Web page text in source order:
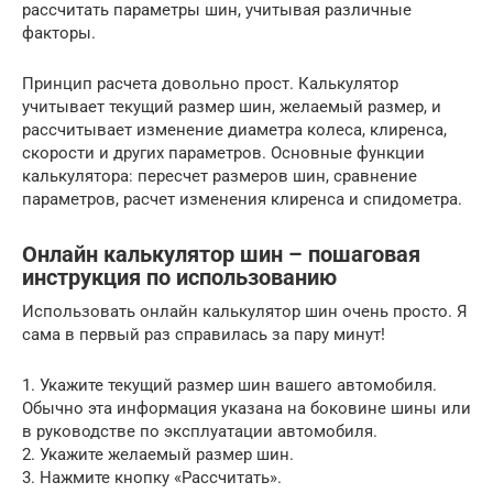
рассчитать параметры шин, учитывая различные
факторы.
Принцип расчета довольно прост. Калькулятор
учитывает текущий размер шин, желаемый размер, и
рассчитывает изменение диаметра колеса, клиренса,
скорости и других параметров. Основные функции
калькулятора: пересчет размеров шин, сравнение
параметров, расчет изменения клиренса и спидометра.
Онлайн калькулятор шин – пошаговая
инструкция по использованию
Использовать онлайн калькулятор шин очень просто. Я
сама в первый раз справилась за пару минут!
1. Укажите текущий размер шин вашего автомобиля.
Обычно эта информация указана на боковине шины или
в руководстве по эксплуатации автомобиля.
2. Укажите желаемый размер шин.
3. Нажмите кнопку «Рассчитать».